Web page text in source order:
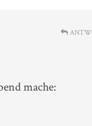
mache: